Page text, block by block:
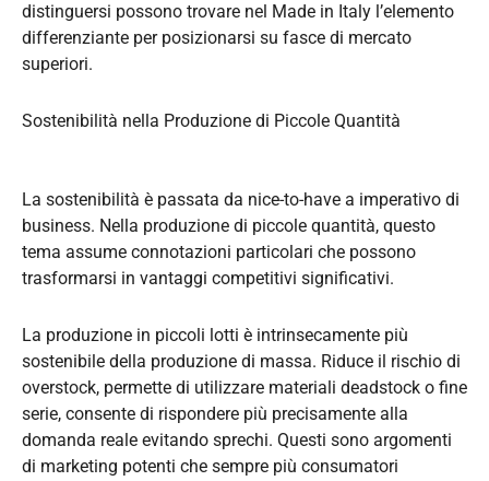
distinguersi possono trovare nel Made in Italy l’elemento
differenziante per posizionarsi su fasce di mercato
superiori.
Sostenibilità nella Produzione di Piccole Quantità
La sostenibilità è passata da nice-to-have a imperativo di
business. Nella produzione di piccole quantità, questo
tema assume connotazioni particolari che possono
trasformarsi in vantaggi competitivi significativi.
La produzione in piccoli lotti è intrinsecamente più
sostenibile della produzione di massa. Riduce il rischio di
overstock, permette di utilizzare materiali deadstock o fine
serie, consente di rispondere più precisamente alla
domanda reale evitando sprechi. Questi sono argomenti
di marketing potenti che sempre più consumatori